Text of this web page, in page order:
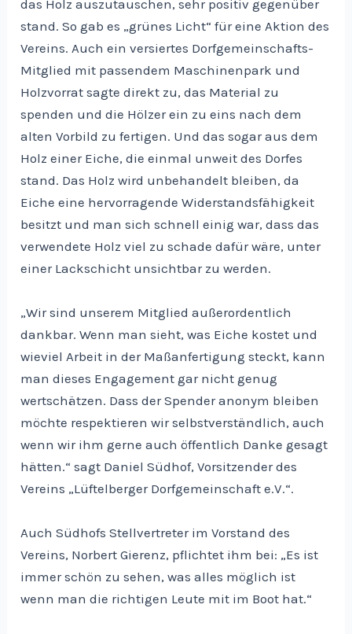
das Holz auszutauschen, sehr positiv gegenüber
stand. So gab es „grünes Licht“ für eine Aktion des
Vereins. Auch ein versiertes Dorfgemeinschafts-
Mitglied mit passendem Maschinenpark und
Holzvorrat sagte direkt zu, das Material zu
spenden und die Hölzer ein zu eins nach dem
alten Vorbild zu fertigen. Und das sogar aus dem
Holz einer Eiche, die einmal unweit des Dorfes
stand. Das Holz wird unbehandelt bleiben, da
Eiche eine hervorragende Widerstandsfähigkeit
besitzt und man sich schnell einig war, dass das
verwendete Holz viel zu schade dafür wäre, unter
einer Lackschicht unsichtbar zu werden.
„Wir sind unserem Mitglied außerordentlich
dankbar. Wenn man sieht, was Eiche kostet und
wieviel Arbeit in der Maßanfertigung steckt, kann
man dieses Engagement gar nicht genug
wertschätzen. Dass der Spender anonym bleiben
möchte respektieren wir selbstverständlich, auch
wenn wir ihm gerne auch öffentlich Danke gesagt
hätten.“ sagt Daniel Südhof, Vorsitzender des
Vereins „Lüftelberger Dorfgemeinschaft e.V.“.
Auch Südhofs Stellvertreter im Vorstand des
Vereins, Norbert Gierenz, pflichtet ihm bei: „Es ist
immer schön zu sehen, was alles möglich ist
wenn man die richtigen Leute mit im Boot hat.“